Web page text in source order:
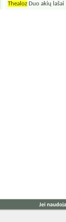
Thealoz Duo akių lašai